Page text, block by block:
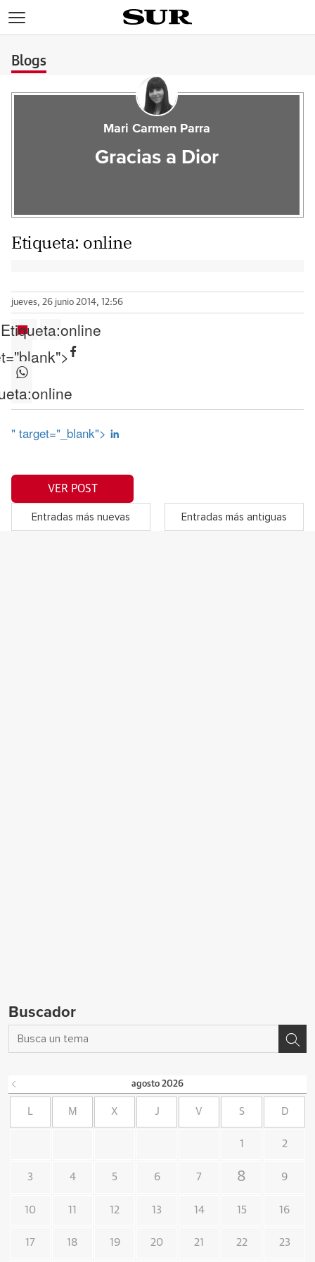
Blogs
Mari Carmen Parra
Gracias a Dior
Etiqueta: online
jueves, 26 junio 2014, 12:56
Etiqueta:online
online
" target="_blank">
VER POST
Entradas más nuevas Entradas más antiguas
Buscador
agosto 2026
L M X J V S D
1 2
3 4 5 6 7 8 9
10 11 12 13 14 15 16
17 18 19 20 21 22 23